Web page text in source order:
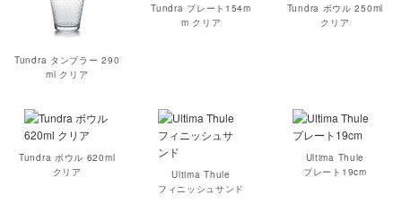
Tundra タンブラー 290
ml クリア
Tundra プレート154m
m クリア
Tundra ボウル 250ml
クリア
Tundra ボウル 620ml
クリア
Ultima Thule
フィニッシュサンド
Ultima Thule
プレート19cm